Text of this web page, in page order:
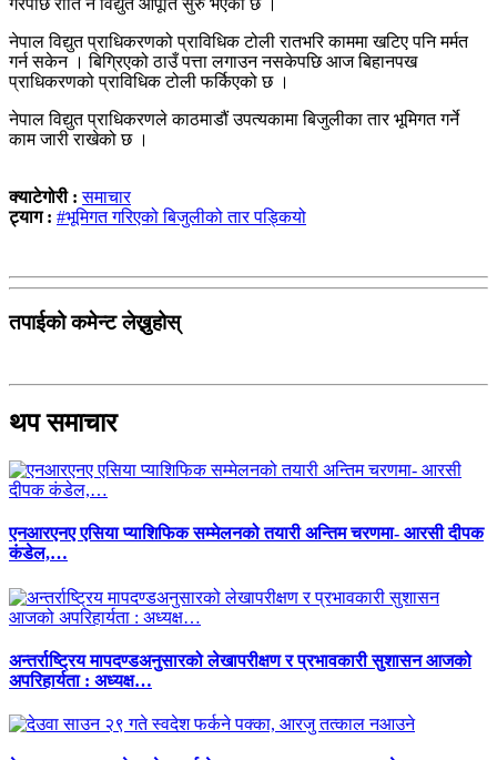
नेपाल विद्युत प्राधिकरणको प्राविधिक टोली रातभरि काममा खटिए पनि मर्मत
गर्न सकेन । बिग्रिएको ठाउँ पत्ता लगाउन नसकेपछि आज बिहानपख
प्राधिकरणको प्राविधिक टोली फर्किएको छ ।
नेपाल विद्युत प्राधिकरणले काठमाडौं उपत्यकामा बिजुलीका तार भूमिगत गर्ने
काम जारी राखेको छ ।
क्याटेगोरी :समाचार
ट्याग : #भूमिगत गरिएको बिजुलीको तार पड्कियो
तपाईको कमेन्ट लेख्नुहोस्
थप समाचार
एनआरएनए एसिया प्याशिफिक सम्मेलनको तयारी अन्तिम चरणमा- आरसी दीपक
कंडेल,…
अन्तर्राष्ट्रिय मापदण्डअनुसारको लेखापरीक्षण र प्रभावकारी सुशासन आजको
अपरिहार्यता : अध्यक्ष…